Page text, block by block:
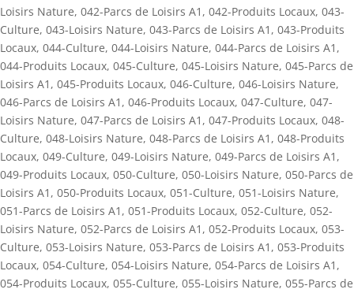
Loisirs Nature, 042-Parcs de Loisirs A1 , 042-Produits Locaux, 043-
Culture, 043-Loisirs Nature, 043-Parcs de Loisirs A1 , 043-Produits
Locaux, 044-Culture, 044-Loisirs Nature, 044-Parcs de Loisirs A1 ,
044-Produits Locaux, 045-Culture, 045-Loisirs Nature, 045-Parcs de
Loisirs A1 , 045-Produits Locaux, 046-Culture, 046-Loisirs Nature,
046-Parcs de Loisirs A1 , 046-Produits Locaux, 047-Culture, 047-
Loisirs Nature, 047-Parcs de Loisirs A1 , 047-Produits Locaux, 048-
Culture, 048-Loisirs Nature, 048-Parcs de Loisirs A1 , 048-Produits
Locaux, 049-Culture, 049-Loisirs Nature, 049-Parcs de Loisirs A1 ,
049-Produits Locaux, 050-Culture, 050-Loisirs Nature, 050-Parcs de
Loisirs A1 , 050-Produits Locaux, 051-Culture, 051-Loisirs Nature,
051-Parcs de Loisirs A1 , 051-Produits Locaux, 052-Culture, 052-
Loisirs Nature, 052-Parcs de Loisirs A1 , 052-Produits Locaux, 053-
Culture, 053-Loisirs Nature, 053-Parcs de Loisirs A1 , 053-Produits
Locaux, 054-Culture, 054-Loisirs Nature, 054-Parcs de Loisirs A1 ,
054-Produits Locaux, 055-Culture, 055-Loisirs Nature, 055-Parcs de